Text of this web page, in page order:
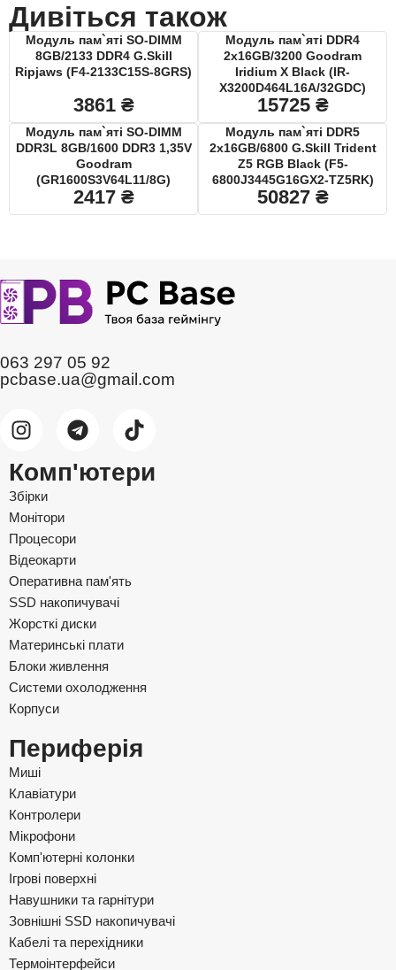
Дивіться також
Модуль пам`ятi SO-DIMM
8GB/2133 DDR4 G.Skill
Ripjaws (F4-2133C15S-8GRS)
3861 ₴
Модуль пам`ятi DDR4
2x16GB/3200 Goodram
Iridium X Black (IR-
X3200D464L16A/32GDC)
15725 ₴
Модуль пам`ятi SO-DIMM
DDR3L 8GB/1600 DDR3 1,35V
Goodram
(GR1600S3V64L11/8G)
2417 ₴
Модуль пам`ятi DDR5
2x16GB/6800 G.Skill Trident
Z5 RGB Black (F5-
6800J3445G16GX2-TZ5RK)
50827 ₴
063 297 05 92
pcbase.ua@gmail.com
Комп'ютери
Збірки
Монітори
Процесори
Відеокарти
Оперативна пам'ять
SSD накопичувачі
Жорсткі диски
Материнські плати
Блоки живлення
Системи охолодження
Корпуси
Периферія
Миші
Клавіатури
Контролери
Мікрофони
Комп'ютерні колонки
Ігрові поверхні
Навушники та гарнітури
Зовнішні SSD накопичувачі
Кабелі та перехідники
Термоінтерфейси